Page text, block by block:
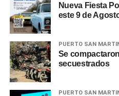
Pero en apenas cuatro
trabajo y se quedó con una
Scarpa le puso un gran pase a
y, tras un error en un lateral,
un River atónito y muy
de tocar en Paulo Díaz y
Mineiro, desde 1978 hasta la
Nueva Fiesta
este 9 de
PUERTO SAN
Se
secuestrados
PUERTO SAN